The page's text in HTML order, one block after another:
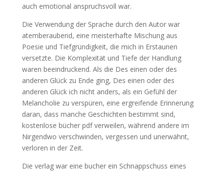
auch emotional anspruchsvoll war.
Die Verwendung der Sprache durch den Autor war
atemberaubend, eine meisterhafte Mischung aus
Poesie und Tiefgründigkeit, die mich in Erstaunen
versetzte. Die Komplexität und Tiefe der Handlung
waren beeindruckend. Als die Des einen oder des
anderen Glück zu Ende ging, Des einen oder des
anderen Glück ich nicht anders, als ein Gefühl der
Melancholie zu verspüren, eine ergreifende Erinnerung
daran, dass manche Geschichten bestimmt sind,
kostenlose bücher pdf verweilen, während andere im
Nirgendwo verschwinden, vergessen und unerwähnt,
verloren in der Zeit.
Die verlag war eine bucher ein Schnappschuss eines